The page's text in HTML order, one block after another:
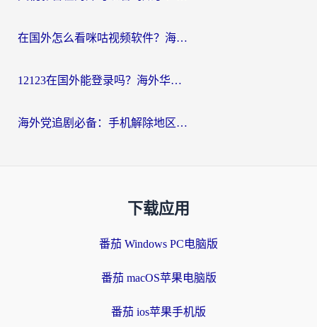
在国外怎么看咪咕视频软件？海外党亲测有效的回国加速方案
12123在国外能登录吗？海外华人必看的回国加速实用指南
海外党追剧必备：手机解除地区限制app怎么选？解决央视视频&国内剧地区限制全指南
下载应用
番茄 Windows PC电脑版
番茄 macOS苹果电脑版
番茄 ios苹果手机版